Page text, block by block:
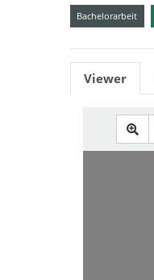
Bachelorarbeit
Viewer